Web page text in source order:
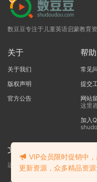
数豆豆专注于儿童英语启蒙教育
关于
关于我们
版权声明
官方公告
帮助
常见
提交
网站
这里
加入
文本标题
这里输入代码
VIP会员限时促销中
更新资源，众多精品资